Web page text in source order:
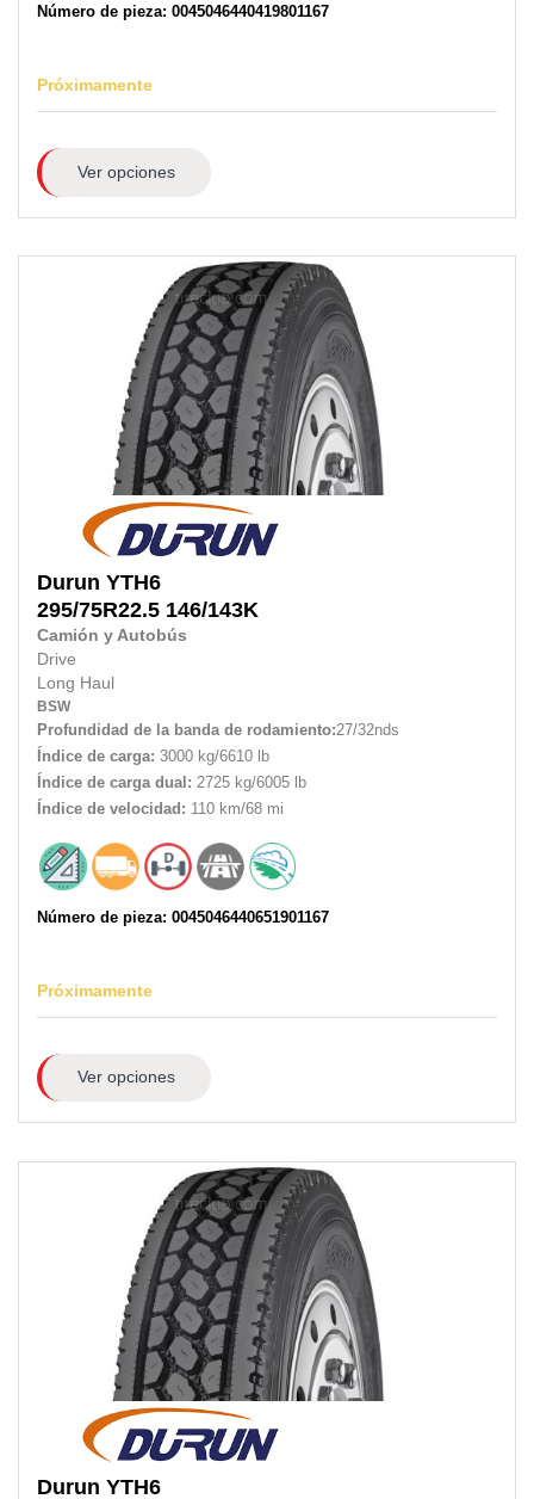
Número de pieza: 0045046440419801167
Próximamente
Ver opciones
Durun YTH6
295/75R22.5 146/143K
Camión y Autobús
Drive
Long Haul
BSW
Profundidad de la banda de rodamiento:27/32nds
Índice de carga: 3000 kg/6610 lb
Índice de carga dual: 2725 kg/6005 lb
Índice de velocidad: 110 km/68 mi
Número de pieza: 0045046440651901167
Próximamente
Ver opciones
Durun YTH6